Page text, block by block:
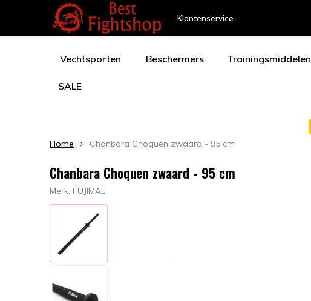
Klantenservice
Vechtsporten Beschermers Trainingsmiddelen
SALE
Home Chanbara Choquen zwaard - 95 cm
Chanbara Choquen zwaard - 95 cm
Merk: FUJIMAE